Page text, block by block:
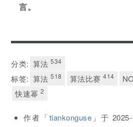
言。
分类: 算法534
标签: 算法518 算法比赛414
快速幂2
作者「tiankonguse 」于